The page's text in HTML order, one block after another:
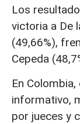
Los
victoria a De
(49,66%),
Cepeda
En
informativo,
por jueces y